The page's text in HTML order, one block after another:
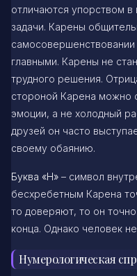
отличаются упорством в
задачи. Карены
главными. Карены не
трудного решения.
стороной Карена можно
эмоции, а не холодный
друзей он часто
своему обаянию.
Буква «Н» – символ
бесхребетным Карена
то доверяют, то он
конца. Однако человек
Нумерологическая